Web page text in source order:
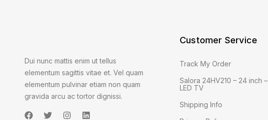
Dui nunc mattis enim ut tellus
elementum sagittis vitae et. Vel quam
elementum pulvinar etiam non quam
gravida arcu ac tortor dignissi.
Customer Service
Track My Order
Salora 24HV210 – 24 inch –
LED TV
Shipping Info